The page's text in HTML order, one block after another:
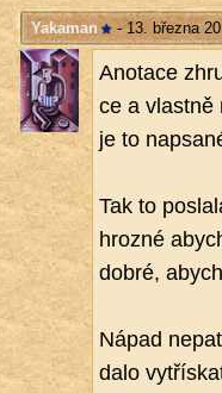
Yakaman - 13. března
Ano­ta­ce
ce a vlast­ně
je to
Tak to
hroz­né
dobré,
Nápad
dalo